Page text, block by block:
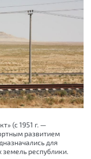
(с 1951 г. —
развитием
для
республики.